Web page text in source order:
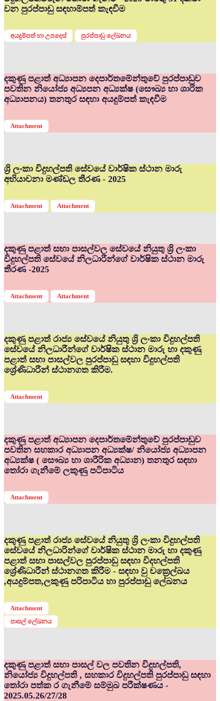
වන පුරප්පාඩු සඳහාම්පත් කැඳවීම
අයදුම්පත් හා උපදෙස් පුරප්පාඩු ලේඛනය
දකුණු පළාත් අධ්‍යාපන දෙපාර්තමේන්තුවේ පුරප්පාඩුව
පවතින නියෝජ්‍ය අධ්‍යපන අධ්‍යක්ෂ (සෞඛ්‍ය හා ශාරික
අධ්‍යාපනය) තනතුර සඳහා අයදුම්පත් කැඳවීම
Attachment
ශ්‍රි ලංකා විදුහල්පති සේවයේ වාර්ෂික ස්ථාන මාරු
අභියාචනා මණ්ඩල තීරණ - 2025
Attachment Attachment
දකුණු පළාත් සභා පාසල්වල සේවයේ නියුතු ශ්‍රි ලංකා
විදුහල්පති සේවයේ නිලධාරීන්ගේ වාර්ෂික ස්ථාන මාරු
තීරණ -2025
Attachment Attachment
දකුණු පළාත් රාජ්‍ය සේවයේ නියුතු ශ්‍රි ලංකා විදුහල්පති
සේවයේ නිලධාරීන්ගේ වාර්ෂික ස්ථාන මාරු හා දකුණු
පළාත් සභා පාසල්වල පුරප්පාඩු සඳහා විදුහල්පති
ශ්‍රේණිධාරීන් ස්ථානගත කිරීම.
Attachment
දකුණු පළාත් අධ්‍යාපන දෙපාර්තමේන්තුවේ පුරප්පාඩුව
පවතින සහකාර අධ්‍යාපන අධ්‍යක්ෂ/ නියෝජ්‍ය අධ්‍යාපන
අධ්‍යක්ෂ ( සෞඛ්‍ය හා ශාරීරික අධ්‍යාන) තනතුර සඳහා
තෝරා ගැනීමේ ලකුණු පටිපාටිය
Attachment
දකුණු පළාත් රාජ්‍ය සේවයේ නියුතු ශ්‍රි ලංකා විදුහල්පති
සේවයේ නිලධාරින්ගේ වාර්ෂික ස්ථාන මාරු හා දකුණු
පළාත් සභා පාසල්වල පුරප්පාඩු සඳහා විදහල්පති
ශ්‍රේණිධාරීන් ස්ථානගත කිරීම - සඳහා වු චක්‍රෙල්ඛය
,අයදුම්පත,ලකුණු පරිපාටිය හා පුරප්පාඩු ලේඛනය
Attachment
පාසල් ලේඛනය
දකුණු පළාත් සභා පාසල් වල පවතින විදුහල්පති,
නියෝජ්‍ය විදුහල්පති , සහකාර විදුහල්පති පුරප්පාඩු සඳහා
තෝරා පත්ක ර ගැනීමේ සම්මුඛ පරීක්ෂණය -
2025.05.26/27/28